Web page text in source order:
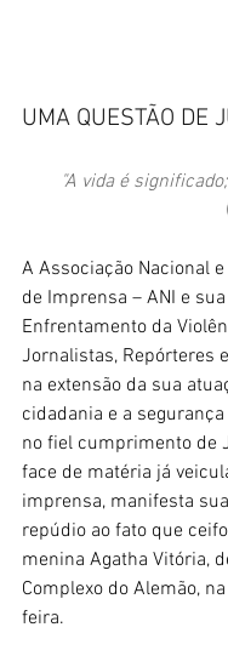
UMA QUESTÃO DE
"A vida é
A Associação Nacional
de Imprensa – ANI e
Enfrentamento da
Jornalistas, Repórteres
na extensão da sua
cidadania e a
no fiel cumprimento de
face de matéria já
imprensa, manifesta
repúdio ao fato que
menina Agatha Vitória,
Complexo do Alemão,
feira.